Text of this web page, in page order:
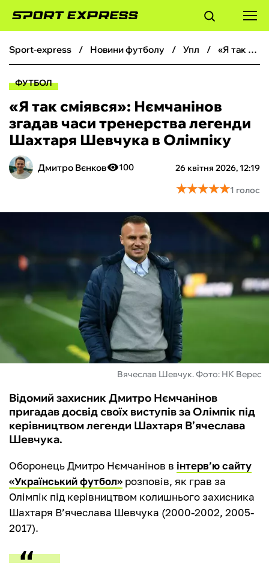
ФУТБОЛ
БОКС
ХОКЕЙ
ЧС-2026
ФУТЗАЛ
БУКМЕКЕРИ
sport-express новини футболу упл «Я так сміявся»: Нємчанінов згадав часи тренерства легенди Шахтаря Шевчука в Олімпіку
ФУТБОЛ
«Я так сміявся»: Нємчанінов
згадав часи тренерства легенди
Шахтаря Шевчука в Олімпіку
Дмитро Вєнков 26 квітня 2026, 12:19
100
★★★★★
★★★★★1 голос
Вячеслав Шевчук. Фото: НК Верес
Відомий захисник Дмитро Нємчанінов
пригадав досвід своїх виступів за Олімпік під
керівництвом легенди Шахтаря В’ячеслава
Шевчука.
Оборонець Дмитро Нємчанінов в інтерв’ю сайту
«Український футбол» розповів, як грав за
Олімпік під керівництвом колишнього захисника
Шахтаря В’ячеслава Шевчука (2000-2002, 2005-
2017).